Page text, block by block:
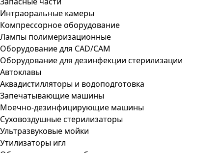
Интраоральные камеры
Компрессорное оборудование
Лампы полимеризационные
Оборудование для CAD/CAM
Оборудование для дезинфекции стерилизации
Автоклавы
Аквадистилляторы и водоподготовка
Запечатывающие машины
Моечно-дезинфицирующие машины
Суховоздушные стерилизаторы
Ультразвуковые мойки
Утилизаторы игл